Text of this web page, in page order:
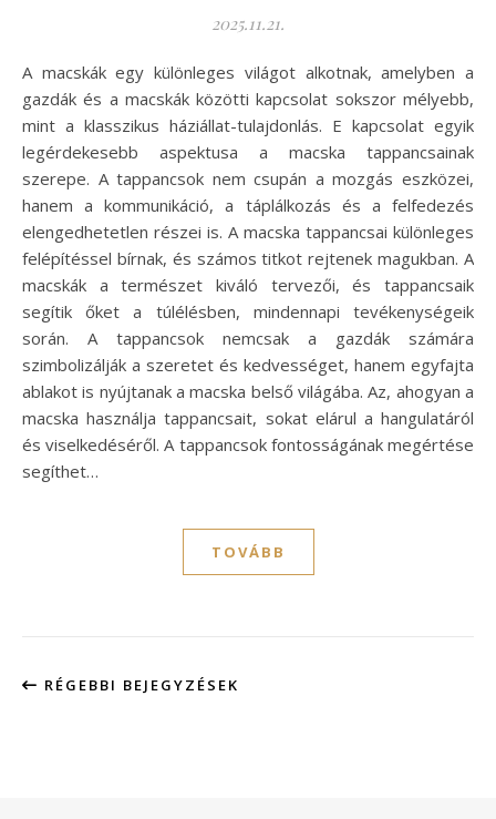
2025.11.21.
A macskák egy különleges világot alkotnak, amelyben a
gazdák és a macskák közötti kapcsolat sokszor mélyebb,
mint a klasszikus háziállat-tulajdonlás. E kapcsolat egyik
legérdekesebb aspektusa a macska tappancsainak
szerepe. A tappancsok nem csupán a mozgás eszközei,
hanem a kommunikáció, a táplálkozás és a felfedezés
elengedhetetlen részei is. A macska tappancsai különleges
felépítéssel bírnak, és számos titkot rejtenek magukban. A
macskák a természet kiváló tervezői, és tappancsaik
segítik őket a túlélésben, mindennapi tevékenységeik
során. A tappancsok nemcsak a gazdák számára
szimbolizálják a szeretet és kedvességet, hanem egyfajta
ablakot is nyújtanak a macska belső világába. Az, ahogyan a
macska használja tappancsait, sokat elárul a hangulatáról
és viselkedéséről. A tappancsok fontosságának megértése
segíthet…
TOVÁBB
RÉGEBBI BEJEGYZÉSEK